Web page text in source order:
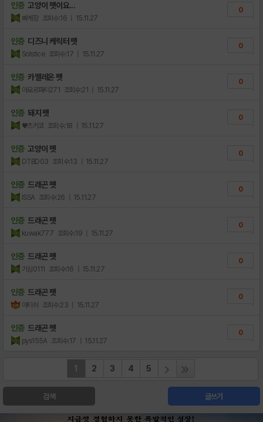
인증 고양이 펫이요...
빠게장 조회수:16 | 15.11.27
0
인증 디즈니 케릭터 펫
Solstice 조회수:17 | 15.11.27
0
인증 카멜레온 펫
아모르파티271 조회수:21 | 15.11.27
0
인증 돼지 펫
♥츠키코 조회수:18 | 15.11.27
0
인증 고양이 펫
DTBD03 조회수:13 | 15.11.27
0
인증 드래곤 펫
ISSA 조회수:26 | 15.11.27
0
인증 드래곤 펫
kuwak777 조회수:19 | 15.11.27
0
인증 드래곤 펫
기심0111 조회수:16 | 15.11.27
0
인증 드래곤 펫
아티쉬 조회수:23 | 15.11.27
0
인증 드래곤 펫
pys155A 조회수:17 | 15.11.27
0
1 2 3 4 5
검색 글쓰기